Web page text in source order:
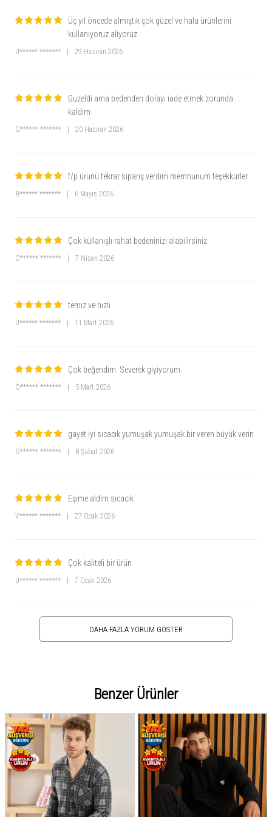
Üç yıl öncede almıştık çok güzel ve hala ürünlerini
kullanıyoruz aliyoruz
U****** ******* 29 Haziran 2026
Guzeldi ama bedenden dolayi iade etmek zorunda
kaldim
G****** ******* 20 Haziran 2026
f/p ürünü tekrar sipariş verdim memnunum teşekkürler.
B****** ******* 6 Mayıs 2026
Çok kullanışlı rahat bedeninizi alabilirsiniz
O****** ******* 7 Nisan 2026
temiz ve hızlı
U****** ******* 11 Mart 2026
Çok beğendim. Severek giyiyorum.
Ö****** ******* 5 Mart 2026
gayet iyi sıcacık yumuşak yumuşak.bir veren büyük verin
G****** ******* 8 Şubat 2026
Eşime aldım sıcacık
V****** ******* 27 Ocak 2026
Çok kaliteli bir ürün
Ü****** ******* 7 Ocak 2026
DAHA FAZLA YORUM GÖSTER
Benzer Ürünler